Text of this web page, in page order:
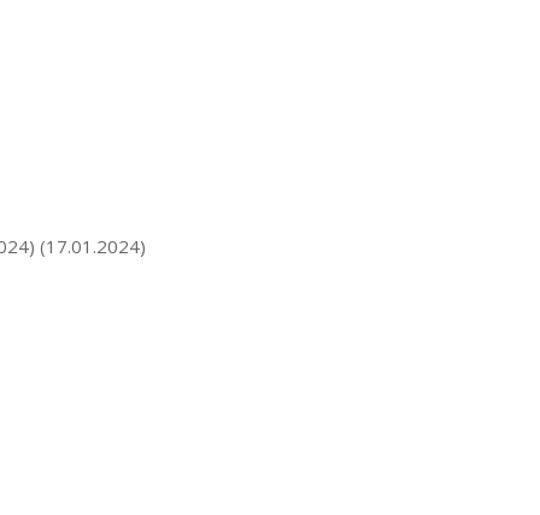
(17.01.2024)